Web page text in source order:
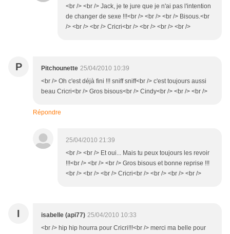
<br /> <br /> Jack, je te jure que je n'ai pas l'intention
de changer de sexe !!!<br /> <br /> <br /> Bisous.<br
/> <br /> <br /> Cricri<br /> <br /> <br /> <br />
P Pitchounette 25/04/2010 10:39
<br /> Oh c'est déjà fini !!! sniff sniff<br /> c'est toujours aussi
beau Cricri<br /> Gros bisous<br /> Cindy<br /> <br /> <br />
Répondre
25/04/2010 21:39
<br /> <br /> Et oui... Mais tu peux toujours les revoir
!!!<br /> <br /> <br /> Gros bisous et bonne reprise !!!
<br /> <br /> <br /> Cricri<br /> <br /> <br /> <br />
I isabelle (api77) 25/04/2010 10:33
<br /> hip hip hourra pour Cricri!!!<br /> merci ma belle pour